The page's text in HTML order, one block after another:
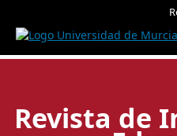
Revista de